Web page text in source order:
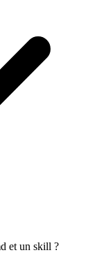
et un skill ?